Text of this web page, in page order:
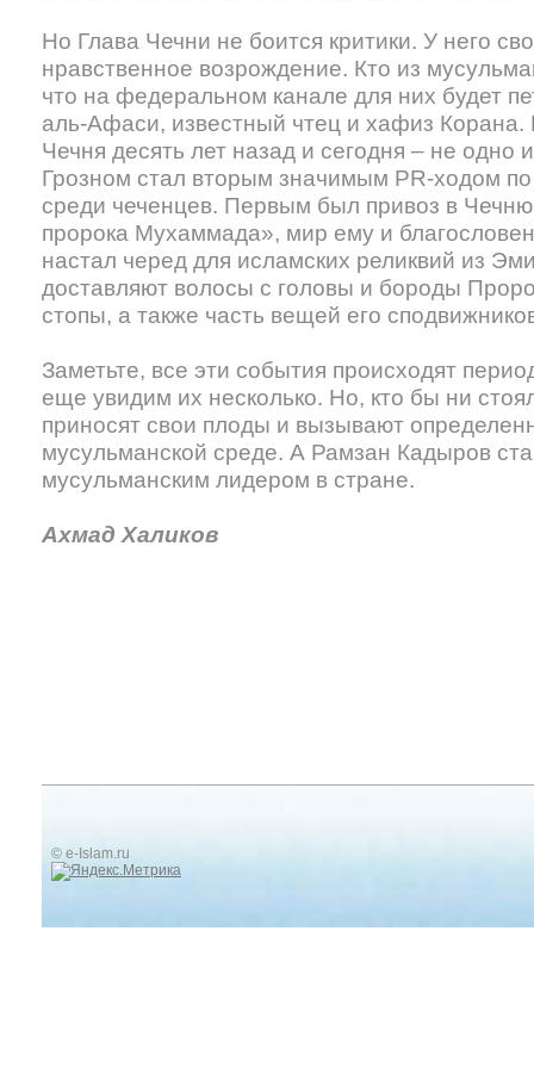
Но Глава Чечни не боится критики. У него
нравственное возрождение. Кто из
что на федеральном канале для них будет
аль-Афаси, известный чтец и хафиз Корана.
Чечня десять лет назад и сегодня – не
Грозном стал вторым значимым PR-ходом
среди чеченцев. Первым был привоз в
пророка Мухаммада», мир ему и
настал черед для исламских реликвий из
доставляют волосы с головы и бороды
стопы, а также часть вещей его
Заметьте, все эти события происходят
еще увидим их несколько. Но, кто бы ни
приносят свои плоды и вызывают
мусульманской среде. А Рамзан Кадыров
мусульманским лидером в стране.
Ахмад Халиков
© e-Islam.ru